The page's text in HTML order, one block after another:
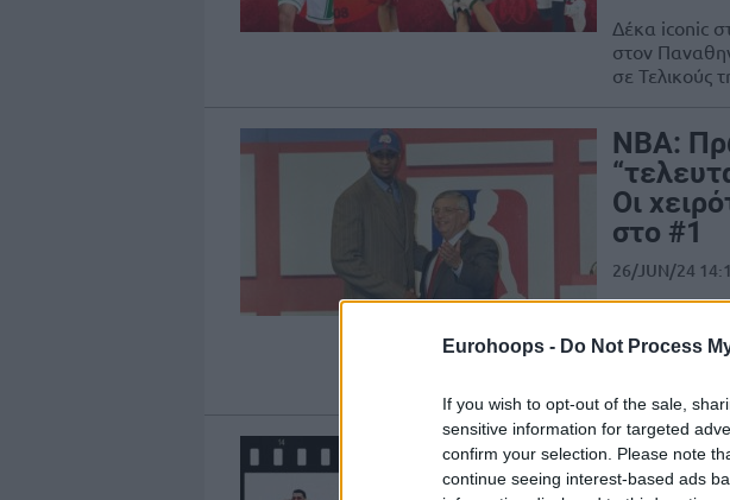
Eurohoops - Do Not Process
If you wish to opt-out of the sale,
sensitive information for targeted
confirm your selection. Please note
continue seeing interest-based ads
Δέκα iconic
στον
σε Τελικούς
NBA:
Οι
στο #1
26/JUN/24
παικτών,
την επιλογή